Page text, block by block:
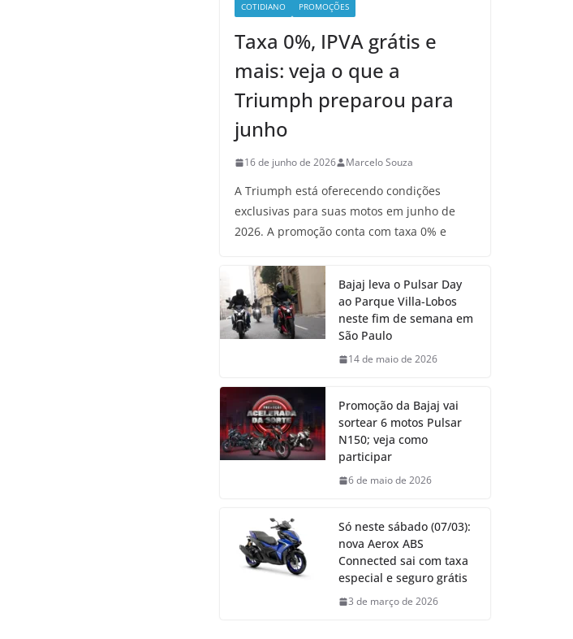
COTIDIANO PROMOÇÕES
Taxa 0%, IPVA grátis e
mais: veja o que a
Triumph preparou para
junho
16 de junho de 2026 Marcelo Souza
A Triumph está oferecendo condições
exclusivas para suas motos em junho de
2026. A promoção conta com taxa 0% e
Bajaj leva o Pulsar Day
ao Parque Villa-Lobos
neste fim de semana em
São Paulo
14 de maio de 2026
Promoção da Bajaj vai
sortear 6 motos Pulsar
N150; veja como
participar
6 de maio de 2026
Só neste sábado (07/03):
nova Aerox ABS
Connected sai com taxa
especial e seguro grátis
3 de março de 2026